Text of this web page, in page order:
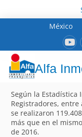
México
Alfa
Según la Estadística
Registradores,
se realizaron
más que en el
de 2016.